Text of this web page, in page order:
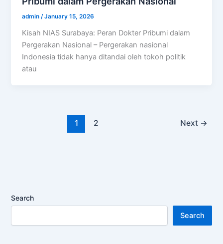
admin /January 15, 2026
Kisah NIAS Surabaya: Peran Dokter Pribumi dalam
Pergerakan Nasional – Pergerakan nasional
Indonesia tidak hanya ditandai oleh tokoh politik
atau
1 2 Next →
Search
Search